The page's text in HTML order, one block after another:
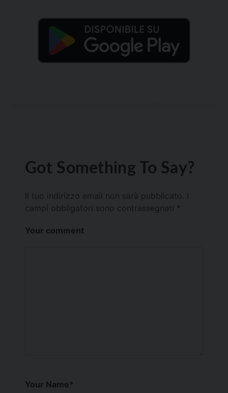
Got Something To Say?
Il tuo indirizzo email non sarà pubblicato.
campi obbligatori sono contrassegnati *
Your comment
Your Name*